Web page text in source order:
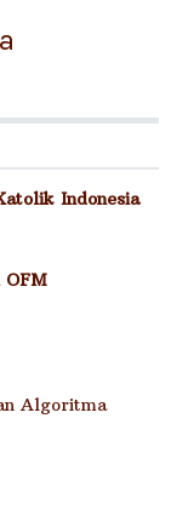
Indonesia
OFM
Algoritma